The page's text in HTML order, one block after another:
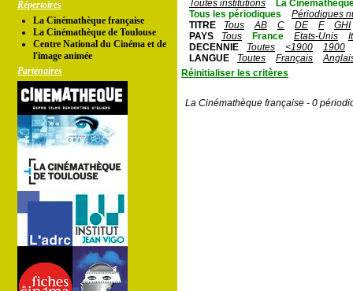
Répertoires
La Cinémathèque française
La Cinémathèque de Toulouse
Centre National du Cinéma et de
l'image animée
Partenaires
Toutes institutions
La
Tous les périodiques
Périodiques
TITRE
Tous AB C DE F
GHI
PAYS
Tous France Etats-Unis
DECENNIE
Toutes <1900
1900
LANGUE
Toutes Français
Réinitialiser les critères
La Cinémathèque française - 0